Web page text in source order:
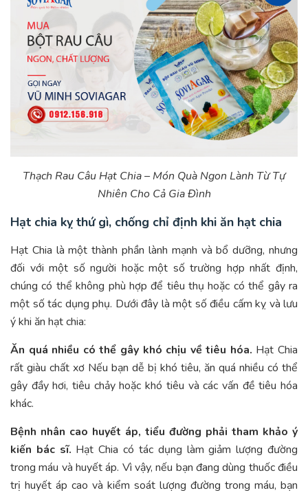
Thạch Rau Câu Hạt Chia – Món Quà Ngon Lành Từ Tự
Nhiên Cho Cả Gia Đình
Hạt chia kỵ thứ gì, chống chỉ định khi ăn hạt chia
Hạt Chia là một thành phần lành mạnh và bổ dưỡng, nhưng
đối với một số người hoặc một số trường hợp nhất định,
chúng có thể không phù hợp để tiêu thụ hoặc có thể gây ra
một số tác dụng phụ. Dưới đây là một số điều cấm kỵ và lưu
ý khi ăn hạt chia:
Ăn quá nhiều có thể gây khó chịu về tiêu hóa. Hạt Chia
rất giàu chất xơ Nếu bạn dễ bị khó tiêu, ăn quá nhiều có thể
gây đầy hơi, tiêu chảy hoặc khó tiêu và các vấn đề tiêu hóa
khác.
Bệnh nhân cao huyết áp, tiểu đường phải tham khảo ý
kiến ​​bác sĩ. Hạt Chia có tác dụng làm giảm lượng đường
trong máu và huyết áp. Vì vậy, nếu bạn đang dùng thuốc điều
trị huyết áp cao và kiểm soát lượng đường trong máu, bạn